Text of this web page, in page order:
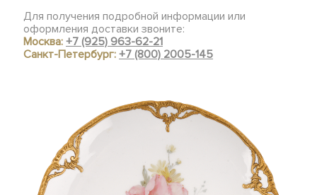
Для получения подробной информации или
оформления доставки звоните:
Москва:+7 (925) 963-62-21
Санкт-Петербург:+7 (800) 2005-145